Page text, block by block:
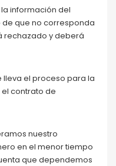
información del
que no corresponda
rechazado y deberá
lleva el proceso para la
contrato de
nuestro
en el menor tiempo
que dependemos